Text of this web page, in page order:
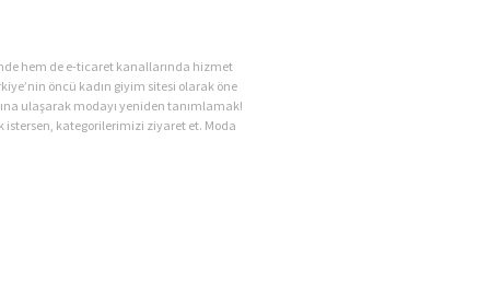
hem de e-ticaret kanallarında hizmet
öncü kadın giyim sitesi olarak öne
ulaşarak modayı yeniden tanımlamak!
istersen, kategorilerimizi ziyaret et. Moda